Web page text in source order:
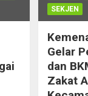
SEKJEN
Gelar
dan
Zakat